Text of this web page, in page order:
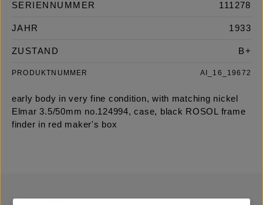
SERIENNUMMER 111278
JAHR 1933
ZUSTAND B+
PRODUKTNUMMER AI_16_19672
early body in very fine condition, with matching nickel
Elmar 3.5/50mm no.124994, case, black ROSOL frame
finder in red maker's box